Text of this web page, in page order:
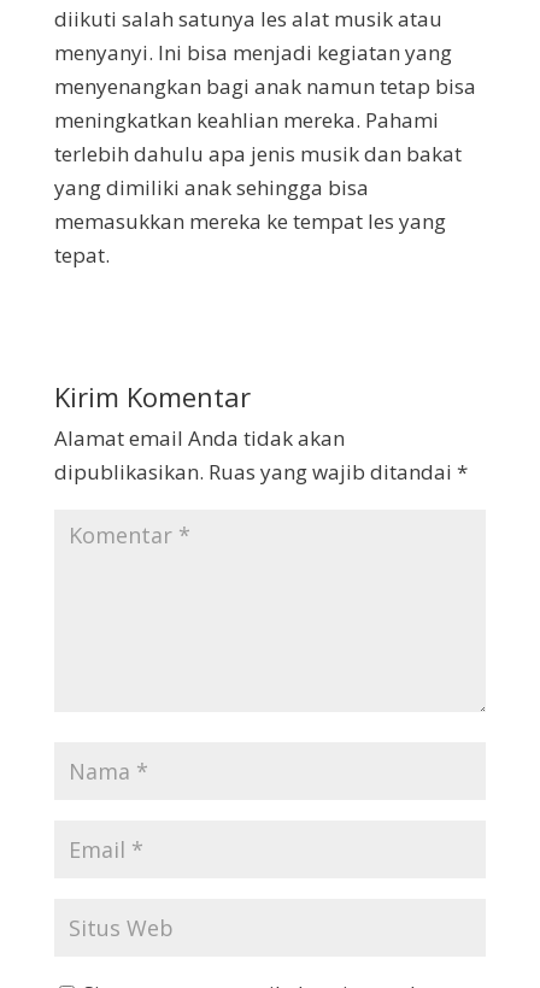
diikuti salah satunya les alat musik atau
menyanyi. Ini bisa menjadi kegiatan yang
menyenangkan bagi anak namun tetap bisa
meningkatkan keahlian mereka. Pahami
terlebih dahulu apa jenis musik dan bakat
yang dimiliki anak sehingga bisa
memasukkan mereka ke tempat les yang
tepat.
Kirim Komentar
Alamat email Anda tidak akan
dipublikasikan. Ruas yang wajib ditandai *